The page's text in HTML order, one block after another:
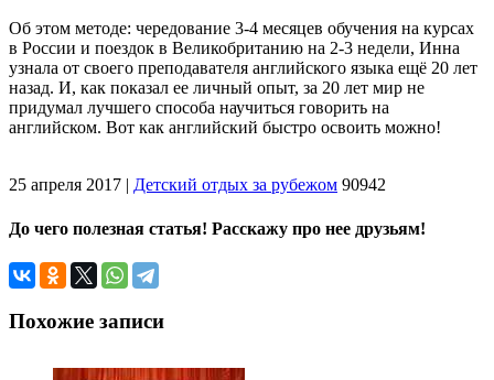
Об этом методе: чередование 3-4 месяцев обучения на курсах
в России и поездок в Великобританию на 2-3 недели, Инна
узнала от своего преподавателя английского языка ещё 20 лет
назад. И, как показал ее личный опыт, за 20 лет мир не
придумал лучшего способа научиться говорить на
английском. Вот как английский быстро освоить можно!
25 апреля 2017 | Детский отдых за рубежом 90942
До чего полезная статья! Расскажу про нее друзьям!
Похожие записи